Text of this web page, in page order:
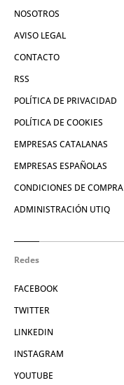
NOSOTROS
AVISO LEGAL
CONTACTO
RSS
POLÍTICA DE PRIVACIDAD
POLÍTICA DE COOKIES
EMPRESAS CATALANAS
EMPRESAS ESPAÑOLAS
CONDICIONES DE COMPRA
ADMINISTRACIÓN UTIQ
Redes
FACEBOOK
TWITTER
LINKEDIN
INSTAGRAM
YOUTUBE